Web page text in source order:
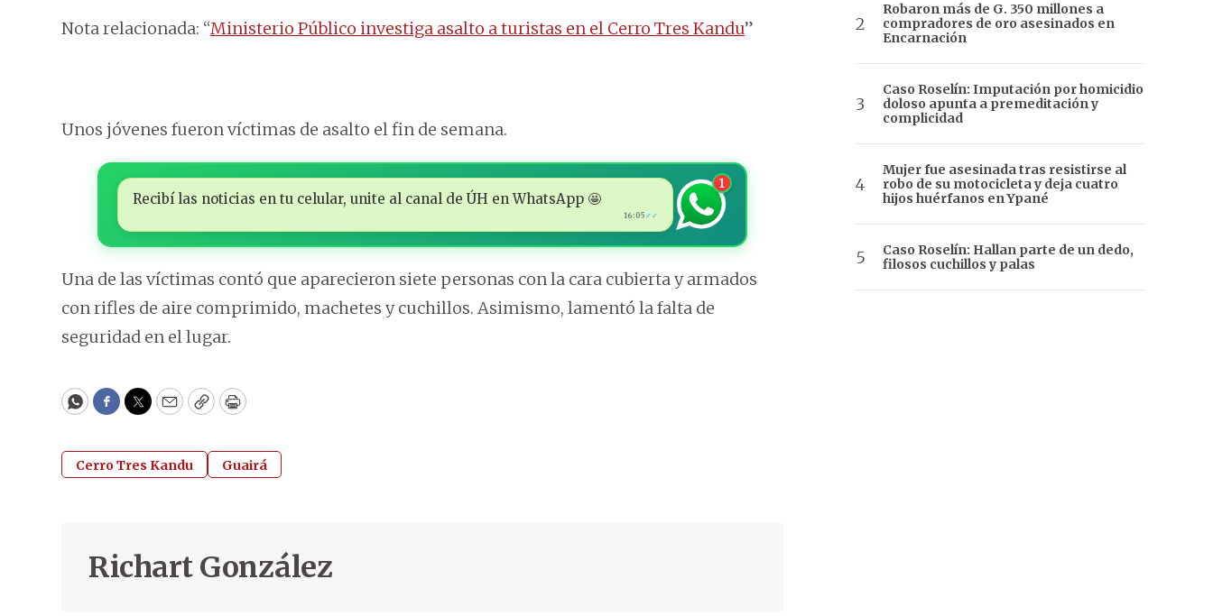
Nota relacionada: “Ministerio Público investiga asalto a turistas en el Cerro Tres Kandu”
Unos jóvenes fueron víctimas de asalto el fin de semana.
Recibí las noticias en tu celular, unite al canal de ÚH en WhatsApp 🤩
16:05 ✓✓
1
Una de las víctimas contó que aparecieron siete personas con la cara cubierta y armados
con rifles de aire comprimido, machetes y cuchillos. Asimismo, lamentó la falta de
seguridad en el lugar.
WhatsApp
Facebook
Twitter
EmailCopyPrint
Cerro Tres Kandu Guairá
Richart González
Robaron más de G. 350 millones a
compradores de oro asesinados en
Encarnación
Caso Roselín: Imputación por homicidio
doloso apunta a premeditación y
complicidad
Mujer fue asesinada tras resistirse al
robo de su motocicleta y deja cuatro
hijos huérfanos en Ypané
Caso Roselín: Hallan parte de un dedo,
filosos cuchillos y palas